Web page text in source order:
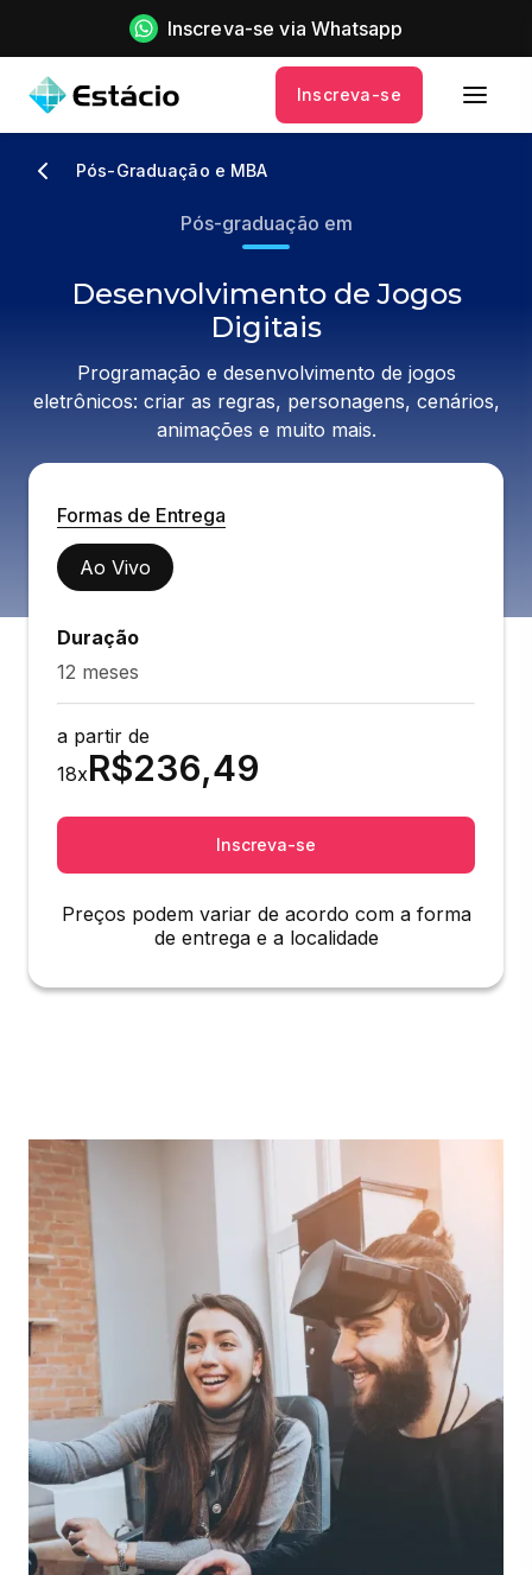
Inscreva-se via Whatsapp
Inscreva-se
Pós-Graduação e MBA
Pós-graduação em
Desenvolvimento de Jogos
Digitais
Programação e desenvolvimento de jogos
eletrônicos: criar as regras, personagens, cenários,
animações e muito mais.
Formas de Entrega
Ao Vivo
Duração
12 meses
a partir de
18xR$236,49
Inscreva-se
Preços podem variar de acordo com a forma
de entrega e a localidade